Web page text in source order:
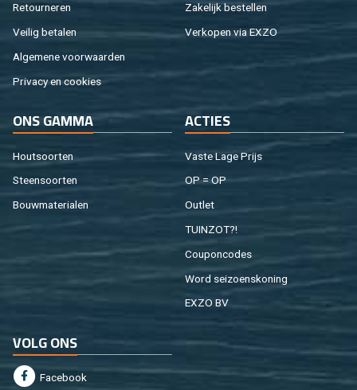
Re­tour­ne­ren
Vei­lig be­ta­len
Al­ge­me­ne voor­waar­den
Pri­va­cy en coo­kies
Za­ke­lijk be­stel­len
Ver­ko­pen via EXZO
ONS GAMMA
Hout­soor­ten
Steen­soor­ten
Bouw­ma­te­ri­a­len
AC­TIES
Vaste Lage Prijs
OP = OP
Out­let
TUIN­ZOT?!
Cou­pon­co­des
Word sei­zoens­ko­ning
EXZO BV
VOLG ONS
Fa­cebook